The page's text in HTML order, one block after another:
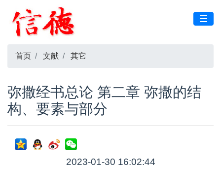
首页 文献 其它
弥撒经书总论 第二章 弥撒的结
构、要素与部分
2023-01-30 16:02:44